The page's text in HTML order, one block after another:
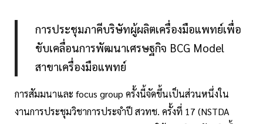
การประชุมภาคีบริษัทผู้ผลิตเครื่องมือแพทย์เพื่อ
ขับเคลื่อนการพัฒนาเศรษฐกิจ BCG Model
สาขาเครื่องมือแพทย์
การสัมมนาและ focus group ครั้งนี้จัดขึ้นเป็นส่วนหนึ่งใน
งานการประชุมวิชาการประจำปี สวทช. ครั้งที่ 17 (NSTDA